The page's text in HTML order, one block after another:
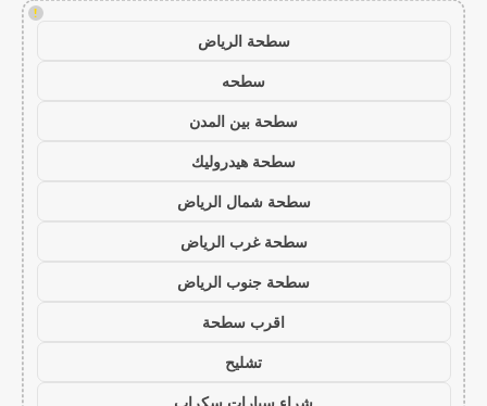
!
سطحة الرياض
سطحه
سطحة بين المدن
سطحة هيدروليك
سطحة شمال الرياض
سطحة غرب الرياض
سطحة جنوب الرياض
اقرب سطحة
تشليح
شراء سيارات سكراب